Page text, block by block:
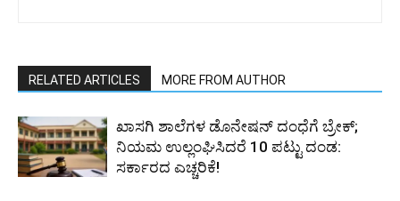
RELATED ARTICLES MORE FROM AUTHOR
ಖಾಸಗಿ ಶಾಲೆಗಳ ಡೊನೇಷನ್ ದಂಧೆಗೆ ಬ್ರೇಕ್;
ನಿಯಮ ಉಲ್ಲಂಘಿಸಿದರೆ 10 ಪಟ್ಟು ದಂಡ:
ಸರ್ಕಾರದ ಎಚ್ಚರಿಕೆ!